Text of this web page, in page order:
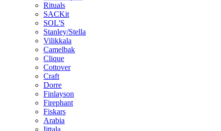
Rituals
SACKit
SOL'S
Stanley/Stella
Vilikkala
Camelbak
Clique
Cottover
Craft
Dorre
Finlayson
Firephant
Fiskars
Arabia
Iittala